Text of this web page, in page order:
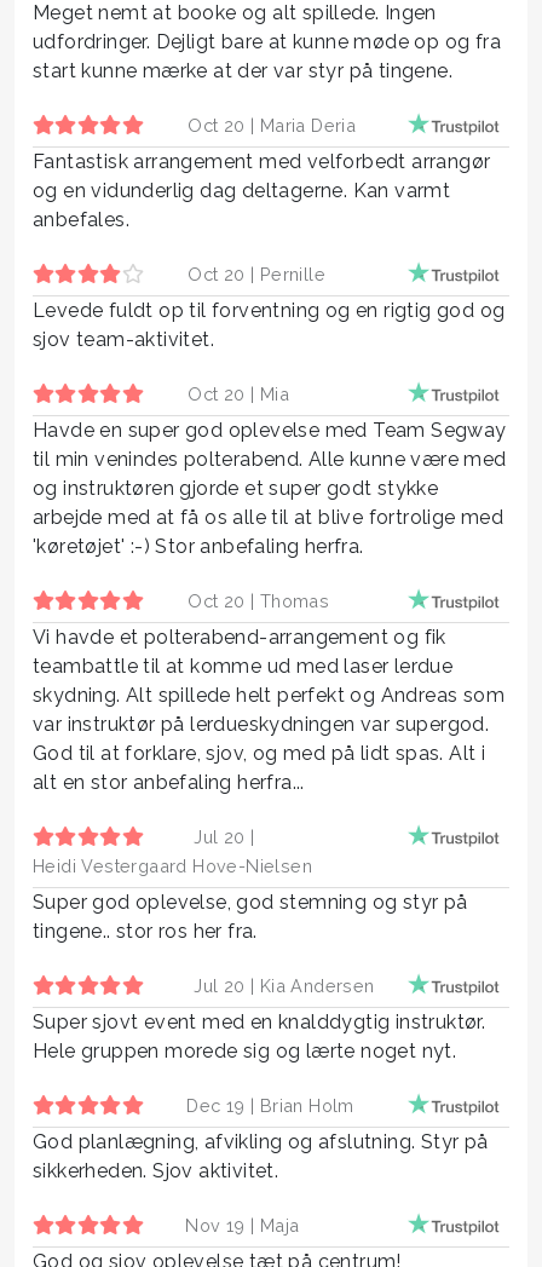
Meget nemt at booke og alt spillede. Ingen
udfordringer. Dejligt bare at kunne møde op og fra
start kunne mærke at der var styr på tingene.
Oct 20 | Maria Deria
Fantastisk arrangement med velforbedt arrangør
og en vidunderlig dag deltagerne. Kan varmt
anbefales.
Oct 20 | Pernille
Levede fuldt op til forventning og en rigtig god og
sjov team-aktivitet.
Oct 20 | Mia
Havde en super god oplevelse med Team Segway
til min venindes polterabend. Alle kunne være med
og instruktøren gjorde et super godt stykke
arbejde med at få os alle til at blive fortrolige med
'køretøjet' :-) Stor anbefaling herfra.
Oct 20 | Thomas
Vi havde et polterabend-arrangement og fik
teambattle til at komme ud med laser lerdue
skydning. Alt spillede helt perfekt og Andreas som
var instruktør på lerdueskydningen var supergod.
God til at forklare, sjov, og med på lidt spas. Alt i
alt en stor anbefaling herfra...
Jul 20 |
Heidi Vestergaard Hove-Nielsen
Super god oplevelse, god stemning og styr på
tingene.. stor ros her fra.
Jul 20 | Kia Andersen
Super sjovt event med en knalddygtig instruktør.
Hele gruppen morede sig og lærte noget nyt.
Dec 19 | Brian Holm
God planlægning, afvikling og afslutning. Styr på
sikkerheden. Sjov aktivitet.
Nov 19 | Maja
God og sjov oplevelse tæt på centrum!